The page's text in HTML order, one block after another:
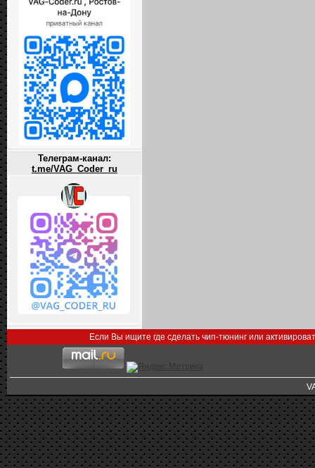
Телеграм-канал:
t.me/VAG_Coder_ru
Если Вы ищите где сделать чип-тюнинг или